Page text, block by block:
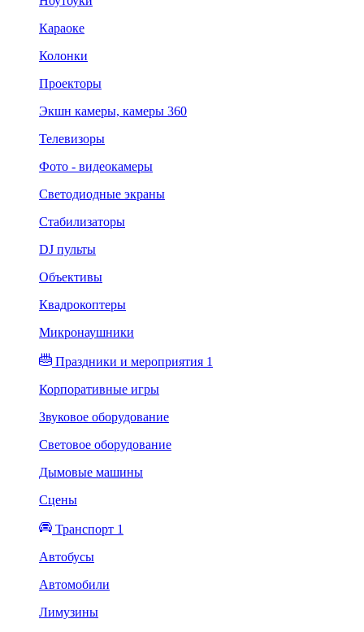
Караоке
Колонки
Проекторы
Экшн камеры, камеры 360
Телевизоры
Фото - видеокамеры
Светодиодные экраны
Стабилизаторы
DJ пульты
Объективы
Квадрокоптеры
Микронаушники
Праздники и мероприятия 1
Корпоративные игры
Звуковое оборудование
Световое оборудование
Дымовые машины
Сцены
Транспорт 1
Автобусы
Автомобили
Лимузины